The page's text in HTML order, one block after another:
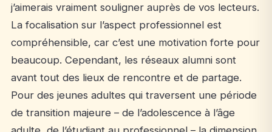
j’aimerais vraiment souligner auprès de vos lecteurs.
La focalisation sur l’aspect professionnel est
compréhensible, car c’est une motivation forte pour
beaucoup. Cependant, les réseaux alumni sont
avant tout des lieux de rencontre et de partage.
Pour des jeunes adultes qui traversent une période
de transition majeure – de l’adolescence à l’âge